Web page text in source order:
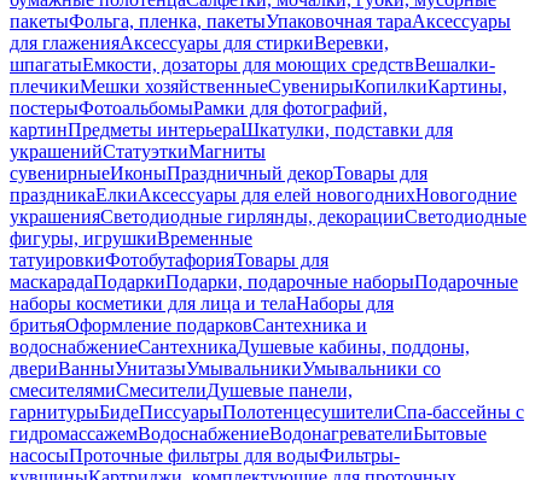
пакетыФольга, пленка, пакетыУпаковочная тараАксессуары
для глаженияАксессуары для стиркиВеревки,
шпагатыЕмкости, дозаторы для моющих средствВешалки-
плечикиМешки хозяйственныеСувенирыКопилкиКартины,
постерыФотоальбомыРамки для фотографий,
картинПредметы интерьераШкатулки, подставки для
украшенийСтатуэткиМагниты
сувенирныеИконыПраздничный декорТовары для
праздникаЕлкиАксессуары для елей новогоднихНовогодние
украшенияСветодиодные гирлянды, декорацииСветодиодные
фигуры, игрушкиВременные
татуировкиФотобутафорияТовары для
маскарадаПодаркиПодарки, подарочные наборыПодарочные
наборы косметики для лица и телаНаборы для
бритьяОформление подарковСантехника и
водоснабжениеСантехникаДушевые кабины, поддоны,
двериВанныУнитазыУмывальникиУмывальники со
смесителямиСмесителиДушевые панели,
гарнитурыБидеПиссуарыПолотенцесушителиСпа-бассейны с
гидромассажемВодоснабжениеВодонагревателиБытовые
насосыПроточные фильтры для водыФильтры-